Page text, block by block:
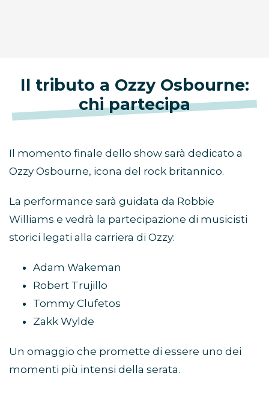
Il tributo a Ozzy Osbourne:
chi partecipa
Il momento finale dello show sarà dedicato a
Ozzy Osbourne, icona del rock britannico.
La performance sarà guidata da Robbie
Williams e vedrà la partecipazione di musicisti
storici legati alla carriera di Ozzy:
Adam Wakeman
Robert Trujillo
Tommy Clufetos
Zakk Wylde
Un omaggio che promette di essere uno dei
momenti più intensi della serata.